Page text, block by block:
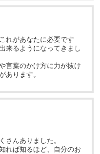
れがあなたに必要です
来るようになってきまし
言葉のかけ方に力が抜け
あります。
さんありました。
れば知るほど、自分のお